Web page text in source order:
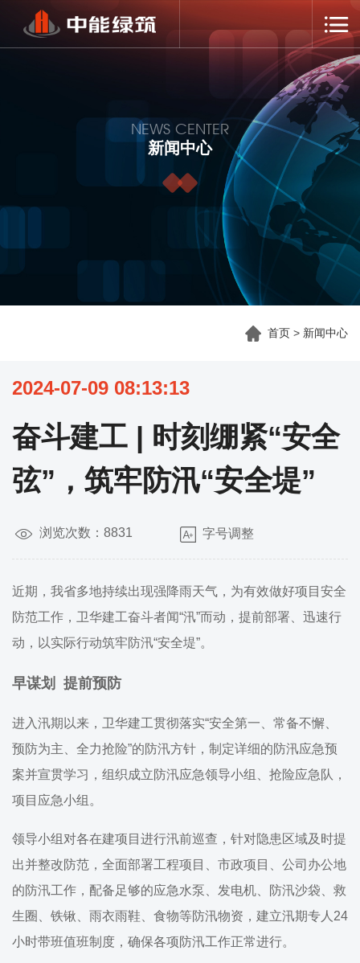
NEWS CENTER
新闻中心
首页 > 新闻中心
2024-07-09 08:13:13
奋斗建工 | 时刻绷紧“安全
弦”，筑牢防汛“安全堤”
浏览次数：8831 字号调整
近期，我省多地持续出现强降雨天气，为有效做好项目安全
防范工作，卫华建工奋斗者闻“汛”而动，提前部署、迅速行
动，以实际行动筑牢防汛“安全堤”。
早谋划 提前预防
进入汛期以来，卫华建工贯彻落实“安全第一、常备不懈、
预防为主、全力抢险”的防汛方针，制定详细的防汛应急预
案并宣贯学习，组织成立防汛应急领导小组、抢险应急队，
项目应急小组。
领导小组对各在建项目进行汛前巡查，针对隐患区域及时提
出并整改防范，全面部署工程项目、市政项目、公司办公地
的防汛工作，配备足够的应急水泵、发电机、防汛沙袋、救
生圈、铁锹、雨衣雨鞋、食物等防汛物资，建立汛期专人24
小时带班值班制度，确保各项防汛工作正常进行。